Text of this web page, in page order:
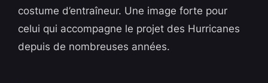
costume d’entraîneur. Une image forte pour
celui qui accompagne le projet des Hurricanes
depuis de nombreuses années.